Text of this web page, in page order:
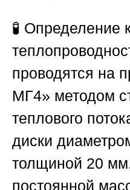
🧪 Определение
проводятся на
МГ4» методом
теплового
диски
толщиной 20
постоянной